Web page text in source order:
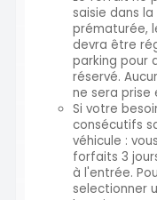
saisie dans
prématurée,
devra être
parking pour
réservé.
ne sera prise
Si votre
consécutifs
véhicule :
forfaits 3
à l'entrée.
selectionner